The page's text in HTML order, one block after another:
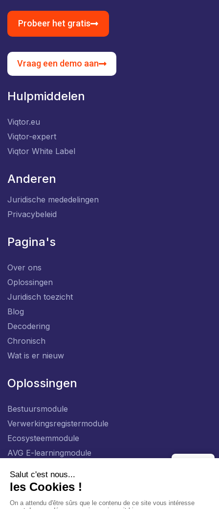
Probeer het gratis
Vraag een demo aan
Hulpmiddelen
Viqtor.eu
Viqtor-expert
Viqtor White Label
Anderen
Juridische mededelingen
Privacybeleid
Pagina's
Over ons
Oplossingen
Juridisch toezicht
Blog
Decodering
Chronisch
Wat is er nieuw
Oplossingen
Bestuursmodule
Verwerkingsregistermodule
Ecosysteemmodule
AVG E-learningmodule